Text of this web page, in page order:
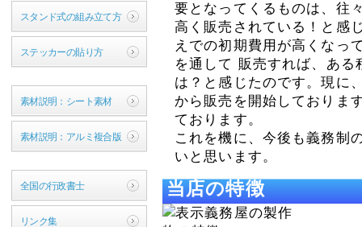
スタンド式の組み立て方
ステッカーの貼り方
素材説明：シート素材
素材説明：アルミ複合版
全国の行政書士
リンク集
要となってくるものは、往
高く販売されている！と感
えでの初期費用が高くなっ
を通して 販売すれば、あ
は？と感じたのです。現に
から販売を開始しておりま
ております。
これを機に、今後も義務制
いと思います。
当店の特徴